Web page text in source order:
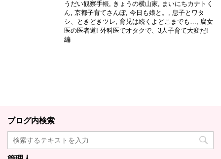
うだい観察手帳, きょうの横山家, まいにちカナトく
ん, 京都子育てさんぽ, 今日も娘と。 , 息子とワタ
シ、ときどきツレ, 育児は続くよどこまでも…, 腐女
医の医者道! 外科医でオタクで、3人子育て大変だ!
編
ブログ内検索